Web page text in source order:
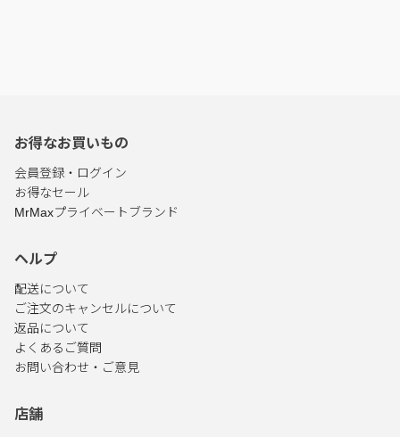
お得なお買いもの
会員登録・ログイン
お得なセール
MrMaxプライベートブランド
ヘルプ
配送について
ご注文のキャンセルについて
返品について
よくあるご質問
お問い合わせ・ご意見
店舗